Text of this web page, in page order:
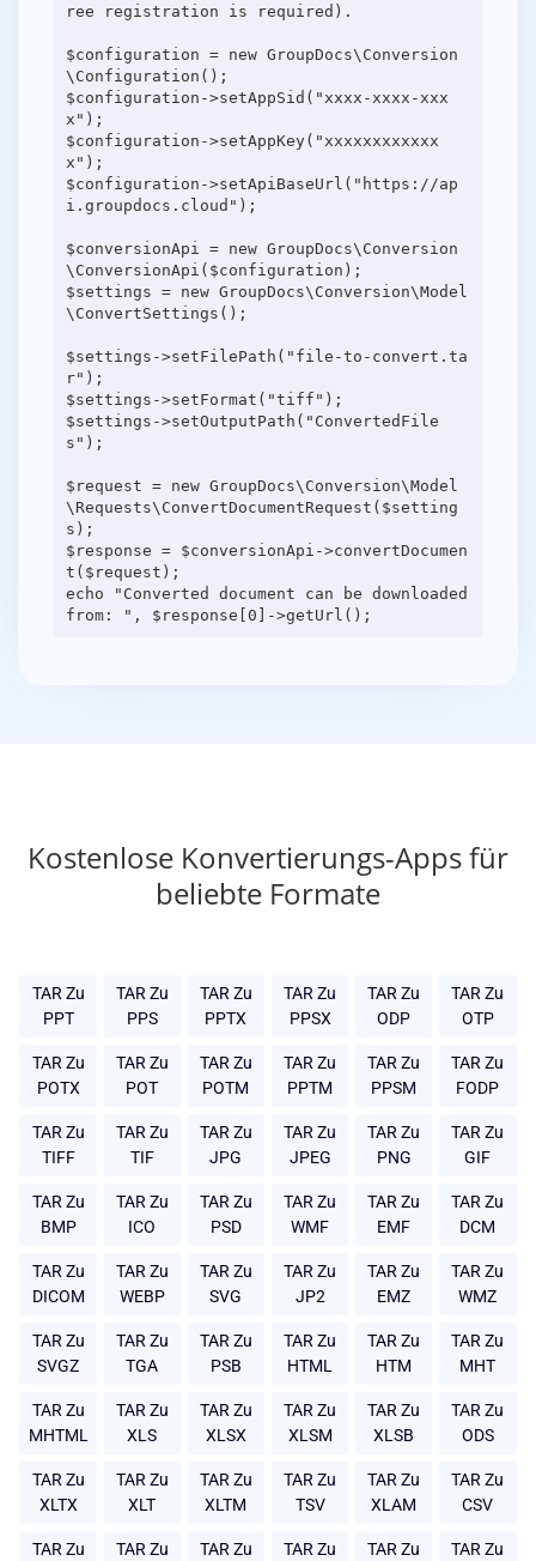
ree registration is required).
$configuration = new GroupDocs\Conversion
\Configuration();
$configuration->setAppSid("xxxx-xxxx-xxx
x");
$configuration->setAppKey("xxxxxxxxxxxx
x");
$configuration->setApiBaseUrl("https://ap
i.groupdocs.cloud");
$conversionApi = new GroupDocs\Conversion
\ConversionApi($configuration);
$settings = new GroupDocs\Conversion\Model
\ConvertSettings();
$settings->setFilePath("file-to-convert.ta
r");
$settings->setFormat("tiff");
$settings->setOutputPath("ConvertedFile
s");
$request = new GroupDocs\Conversion\Model
\Requests\ConvertDocumentRequest($setting
s);
$response = $conversionApi->convertDocumen
t($request);
echo "Converted document can be downloaded
Kostenlose Konvertierungs-Apps für
beliebte Formate
TAR Zu
PPT
TAR Zu
PPS
TAR Zu
PPTX
TAR Zu
PPSX
TAR Zu
ODP
TAR Zu
OTP
TAR Zu
POTX
TAR Zu
POT
TAR Zu
POTM
TAR Zu
PPTM
TAR Zu
PPSM
TAR Zu
FODP
TAR Zu
TIFF
TAR Zu
TIF
TAR Zu
JPG
TAR Zu
JPEG
TAR Zu
PNG
TAR Zu
GIF
TAR Zu
BMP
TAR Zu
ICO
TAR Zu
PSD
TAR Zu
WMF
TAR Zu
EMF
TAR Zu
DCM
TAR Zu
DICOM
TAR Zu
WEBP
TAR Zu
SVG
TAR Zu
JP2
TAR Zu
EMZ
TAR Zu
WMZ
TAR Zu
SVGZ
TAR Zu
TGA
TAR Zu
PSB
TAR Zu
HTML
TAR Zu
HTM
TAR Zu
MHT
TAR Zu
MHTML
TAR Zu
XLS
TAR Zu
XLSX
TAR Zu
XLSM
TAR Zu
XLSB
TAR Zu
ODS
TAR Zu
XLTX
TAR Zu
XLT
TAR Zu
XLTM
TAR Zu
TSV
TAR Zu
XLAM
TAR Zu
CSV
TAR Zu
TAR Zu
TAR Zu
TAR Zu
TAR Zu
TAR Zu